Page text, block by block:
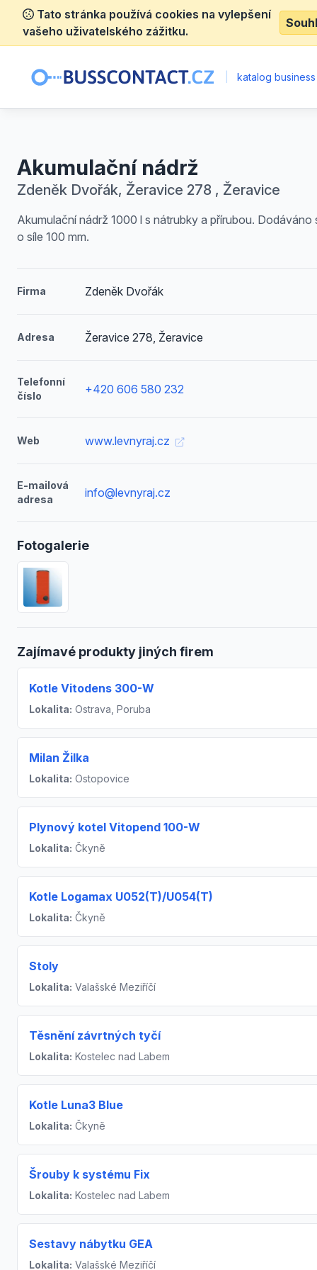
Tato stránka používá cookies na vylepšení
vašeho uživatelského zážitku.
katalog
Akumulační nádrž
Zdeněk Dvořák, Žeravice 278 , Žeravice
Akumulační nádrž 1000 l s nátrubky a přírubou. Dodáváno
o síle 100 mm.
Firma Zdeněk Dvořák
Adresa Žeravice 278, Žeravice
Telefonní
číslo
+420 606 580 232
Web www.levnyraj.cz
E-mailová
adresa
info@levnyraj.cz
Fotogalerie
Zajímavé produkty jiných firem
Kotle Vitodens 300-W
Lokalita: Ostrava, Poruba
Milan Žilka
Lokalita: Ostopovice
Plynový kotel Vitopend 100-W
Lokalita: Čkyně
Kotle Logamax U052(T)/U054(T)
Lokalita: Čkyně
Stoly
Lokalita: Valašské Meziříčí
Těsnění závrtných tyčí
Lokalita: Kostelec nad Labem
Kotle Luna3 Blue
Lokalita: Čkyně
Šrouby k systému Fix
Lokalita: Kostelec nad Labem
Sestavy nábytku GEA
Lokalita: Valašské Meziříčí